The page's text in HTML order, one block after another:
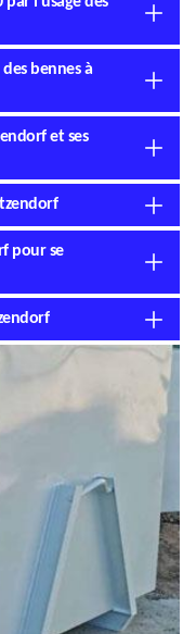
bennes à
et ses
pour se